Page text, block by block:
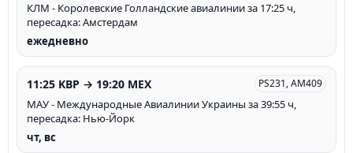
КЛМ - Королевские Голландские авиалинии за 17:25 ч,
пересадка: Амстердам
ежедневно
11:25 KBP → 19:20 MEX PS231, AM409
МАУ - Международные Авиалинии Украины за 39:55 ч,
пересадка: Нью-Йорк
чт, вс